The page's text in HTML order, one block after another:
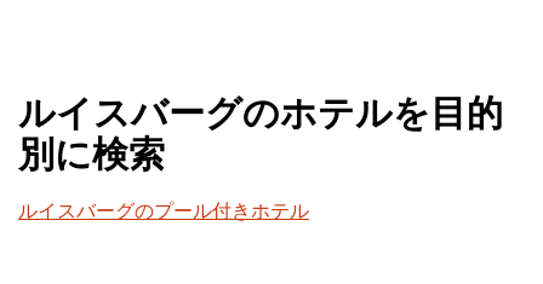
ルイスバーグのホテルを目的
別に検索
ルイスバーグのプール付きホテル